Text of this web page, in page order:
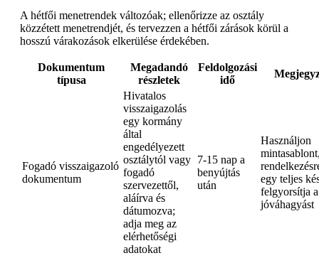
A hétfői menetrendek változóak; ellenőrizze az osztály
közzétett menetrendjét, és tervezzen a hétfői zárások körül a
hosszú várakozások elkerülése érdekében.
Dokumentum
típusa
Megadandó
részletek
Feldolgozási
idő
Fogadó visszaigazoló
dokumentum
Hivatalos
visszaigazolás
egy kormány
által
engedélyezett
osztálytól vagy
fogadó
szervezettől,
aláírva és
dátumozva;
adja meg az
elérhetőségi
adatokat
7-15 nap a
benyújtás
után
Használjon
egy teljes
felgyorsítja a
jóváhagyást